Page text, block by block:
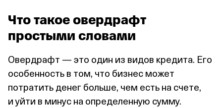
Что такое овердрафт
простыми словами
Овердрафт — это один из видов кредита. Его
особенность в том, что бизнес может
потратить денег больше, чем есть на счете,
и уйти в минус на определенную сумму.